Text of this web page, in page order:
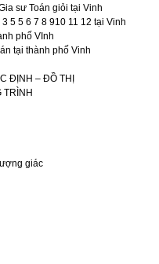
sư Toán giỏi tại Vinh
5 5 6 7 8 910 11 12 tại Vinh
phố VInh
tại thành phố Vinh
ĐỊNH – ĐỒ THỊ
TRÌNH
giác